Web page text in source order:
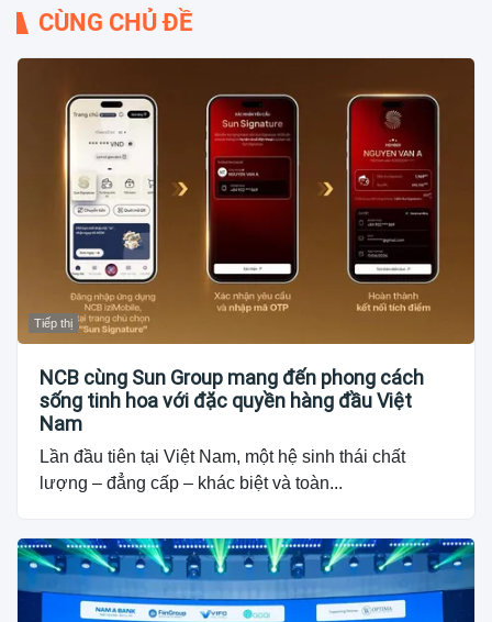
CÙNG CHỦ ĐỀ
Tiếp thị
NCB cùng Sun Group mang đến phong cách
sống tinh hoa với đặc quyền hàng đầu Việt
Nam
Lần đầu tiên tại Việt Nam, một hệ sinh thái chất
lượng – đẳng cấp – khác biệt và toàn...